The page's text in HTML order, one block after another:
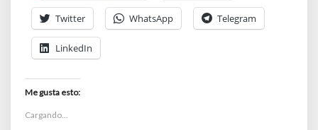
Twitter WhatsApp Telegram
LinkedIn
Me gusta esto:
Cargando...